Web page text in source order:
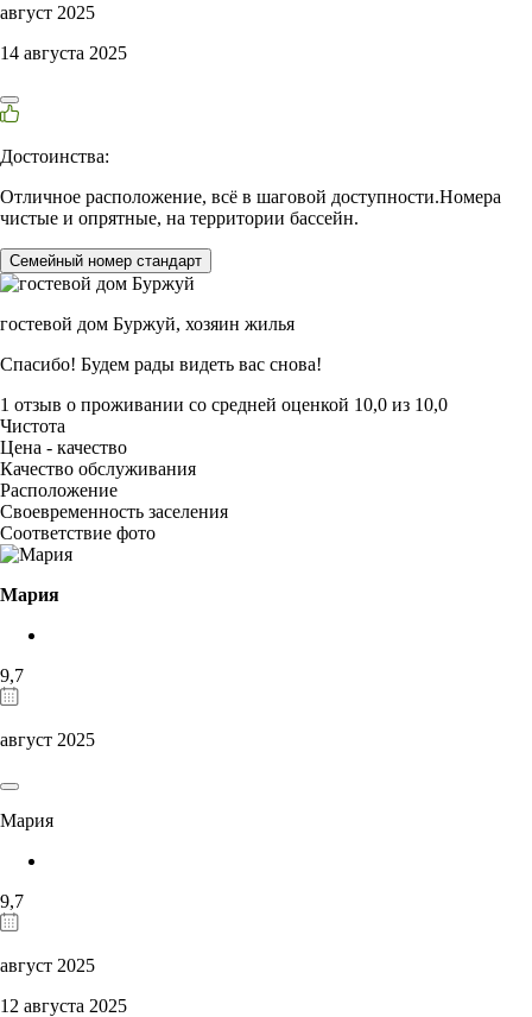
август 2025
14 августа 2025
Достоинства:
Отличное расположение, всё в шаговой доступности.Номера
чистые и опрятные, на территории бассейн.
Семейный номер стандарт
гостевой дом Буржуй, хозяин жилья
Спасибо! Будем рады видеть вас снова!
1 отзыв о проживании со средней оценкой 10,0 из 10,0
Чистота
Цена - качество
Качество обслуживания
Расположение
Своевременность заселения
Соответствие фото
Мария
9,7
август 2025
Мария
9,7
август 2025
12 августа 2025